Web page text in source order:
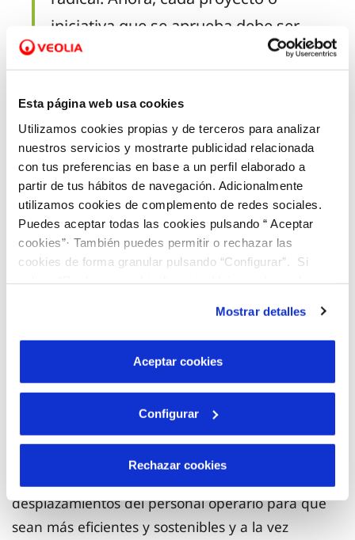
Esta página web usa cookies
Utilizamos cookies propias y de terceros para analizar
nuestros servicios y mostrarte publicidad relacionada
con tus preferencias en base a un perfil elaborado a
partir de tus hábitos de navegación. Adicionalmente
utilizamos cookies de complemento de redes sociales.
Puedes aceptar todas las cookies pulsando “ Aceptar
cookies”· También puedes permitir o rechazar las
cookies de forma granular pulsando “Configurar”. Si
son indispensables para que el sitio web funcione y que
por tanto no se pueden desactivar. Puedes consultar
más información en nuestraPolítica de Cookies
Mostrar detalles
Aceptar cookies
Configurar
Rechazar cookies
iniciativa que se aprueba debe ser
digital, pues sólo así conseguimos
y preparados para el futuro. Pero
además lo hace en la forma que
tenemos de entender estos
encuentros”.
Desde la pandemia,toda la información se
traslada de forma telemática, con lo cual se
consigue ser más seguro, al igual que los
encuentros en sí, que se mantienen en este
formato telemático de celebración a fin de
por la seguridad y salud de las personas, y con lo
cual se consigue además ser
más agiles
aprobación de las iniciativas ymás sosteniblesal
evitar desplazamientos innecesarios. “No tiene
desplazamientos del personal operario para que
sean más eficientes y sostenibles y a la vez